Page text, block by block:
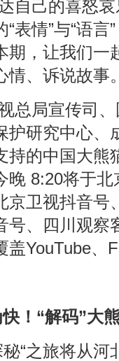
自己的喜怒
表情”与“语
期，让我们一
情、诉说故事
总局宣传司
护研究中心、
持的中国大熊
晚 8:20将于
京卫视抖音号
号、四川观察
盖YouTube、
！“解码”大
“之旅将从